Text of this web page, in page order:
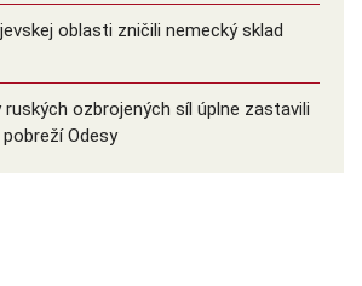
oblasti zničili nemecký sklad
ozbrojených síl úplne zastavili
Odesy